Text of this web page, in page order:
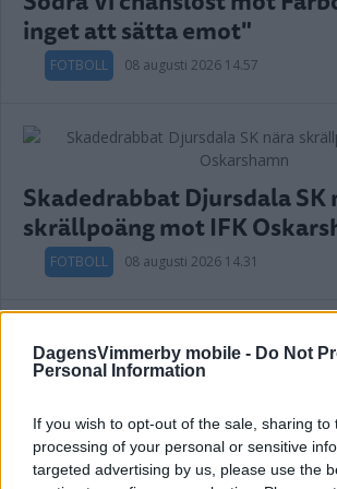
DagensVimmerby mobile - Do Not
Personal Information
If you wish to opt-out of the sale, sharing to
processing of your personal or sensitive
targeted advertising by us, please use the
inget att sätta emot"
FOTBOLL 08 augusti 2026 14.57
Skadedrabbat Djursdala SK
skrällpoäng mot IFK
FOTBOLL 08 augusti 2026 14.31
Stark vändning av
"Klart välförtjänt"